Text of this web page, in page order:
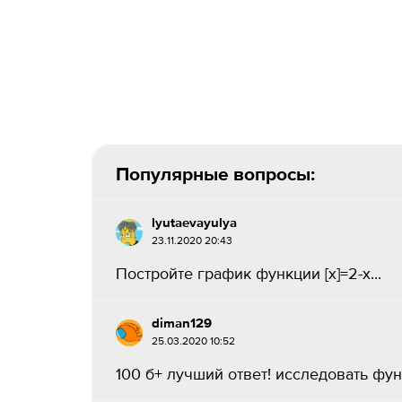
Популярные вопросы:
lyutaevayulya
23.11.2020 20:43
Постройте график функции [x]=2-x...
diman129
25.03.2020 10:52
100 б+ лучший ответ! исследовать